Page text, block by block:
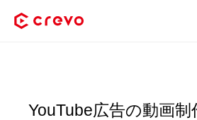
YouTube広告の動画